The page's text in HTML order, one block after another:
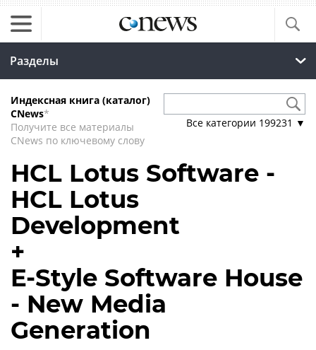
Разделы
Индексная книга (каталог)
CNews*
Получите все материалы
CNews по ключевому слову
Все категории 199231 ▼
HCL Lotus Software -
HCL Lotus
Development
+
E-Style Software House
- New Media
Generation